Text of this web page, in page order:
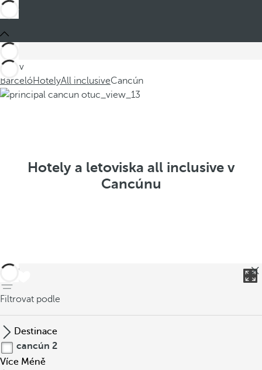
Jste v
BarcelóHotelyAll inclusiveCancún
Hotely a letoviska all inclusive v
Cancúnu
Zpět
Filtrovat podle
Destinace
cancún 2
Více Méně